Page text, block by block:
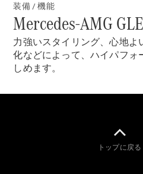
All
Stationwagon
Shooting
New電気
装備 / 機能
Mercedes-AMG
力強いスタイリング、心地よ
化などによって、ハイパフォ
しめます。
トップに戻る